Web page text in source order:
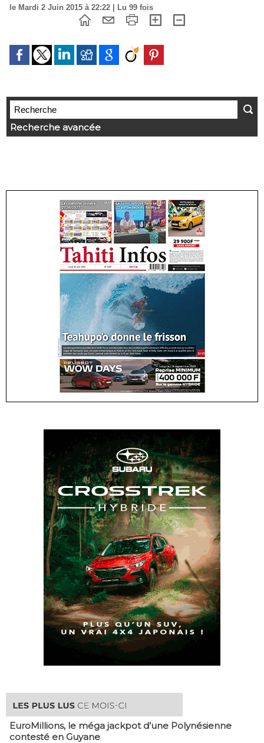
le Mardi 2 Juin 2015 à 22:22 | Lu 99 fois
Recherche avancée
EuroMillions, ​le méga jackpot d’une Polynésienne
contesté en Guyane